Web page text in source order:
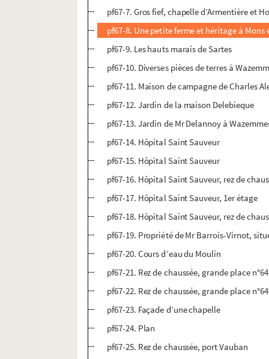
pf67-7. Gros fief, chapelle d’Armentière et
pf67-8. Une petite ferme et héritage à Mons
pf67-9. Les hauts marais de Sartes
pf67-10. Diverses pièces de terres à
pf67-11. Maison de campagne de Charles
pf67-12. Jardin de la maison Delebieque
pf67-13. Jardin de Mr Delannoy à
pf67-14. Hôpital Saint Sauveur
pf67-15. Hôpital Saint Sauveur
pf67-16. Hôpital Saint Sauveur, rez de
pf67-17. Hôpital Saint Sauveur, 1er étage
pf67-18. Hôpital Saint Sauveur, rez de
pf67-19. Propriété de Mr Barrois-Virnot,
pf67-20. Cours d’eau du Moulin
pf67-21. Rez de chaussée, grande place n°64
pf67-22. Rez de chaussée, grande place n°64
pf67-23. Façade d’une chapelle
pf67-24. Plan
pf67-25. Rez de chaussée, port Vauban